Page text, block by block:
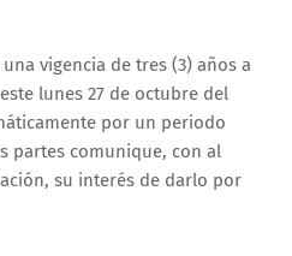
vigencia de tres (3) años a
lunes 27 de octubre del
por un periodo
partes comunique, con al
su interés de darlo por